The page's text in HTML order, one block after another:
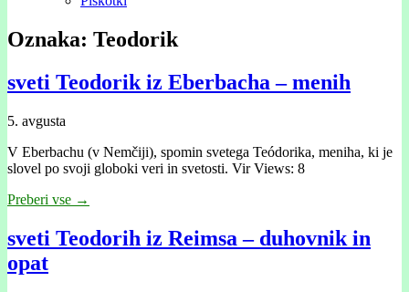
Oznaka: Teodorik
sveti Teodorik iz Eberbacha – menih
5. avgusta
V Eberbachu (v Nemčiji), spomin svetega Teódorika, meniha, ki je
slovel po svoji globoki veri in svetosti. Vir Views: 8
Preberi vse →
sveti Teodorih iz Reimsa – duhovnik in
opat